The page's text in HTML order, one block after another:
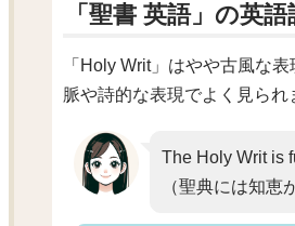
「聖書 英語」の英
「Holy Writ」はやや古風な
脈や詩的な表現でよく見られ
The Holy Writ is
（聖典には知恵